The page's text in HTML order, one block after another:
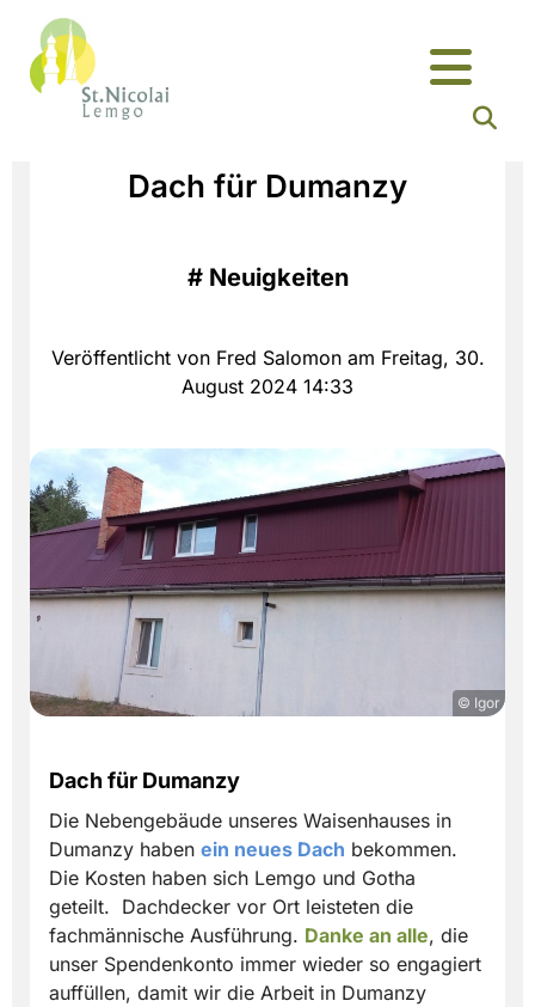
Dach für Dumanzy
# Neuigkeiten
Veröffentlicht von Fred Salomon am Freitag, 30.
August 2024 14:33
© Igor
Dach für Dumanzy
Die Nebengebäude unseres Waisenhauses in
Dumanzy haben ein neues Dach bekommen.
Die Kosten haben sich Lemgo und Gotha
geteilt. Dachdecker vor Ort leisteten die
fachmännische Ausführung. Danke an alle, die
unser Spendenkonto immer wieder so engagiert
auffüllen, damit wir die Arbeit in Dumanzy